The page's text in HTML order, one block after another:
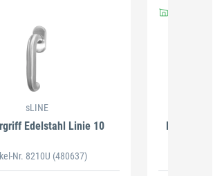
sLINE
Edelstahl Linie 10
Nr. 8210U (480637)
Kreuz-